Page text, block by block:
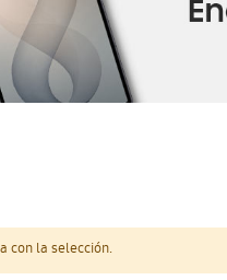
con la selección.